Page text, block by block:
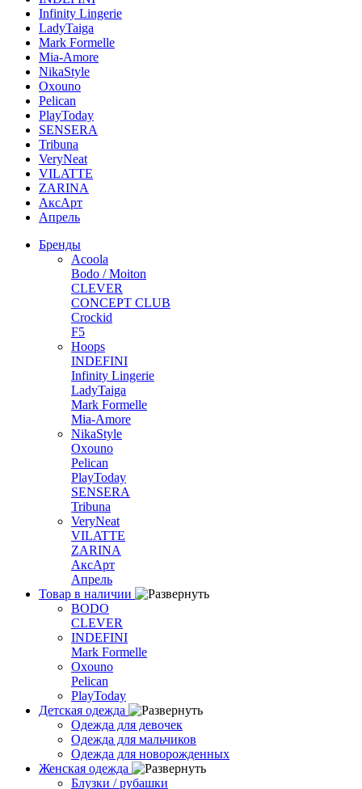
Infinity Lingerie
LadyTaiga
Mark Formelle
Mia-Amore
NikaStyle
Oxouno
Pelican
PlayToday
SENSERA
Tribuna
VeryNeat
VILATTE
ZARINA
АксАрт
Апрель
Бренды
Acoola
Bodo / Moiton
CLEVER
CONCEPT CLUB
Crockid
F5
Hoops
INDEFINI
Infinity Lingerie
LadyTaiga
Mark Formelle
Mia-Amore
NikaStyle
Oxouno
Pelican
PlayToday
SENSERA
Tribuna
VeryNeat
VILATTE
ZARINA
АксАрт
Апрель
Товар в наличии
BODO
CLEVER
INDEFINI
Mark Formelle
Oxouno
Pelican
PlayToday
Детская одежда
Одежда для девочек
Одежда для мальчиков
Одежда для новорожденных
Женская одежда
Блузки / рубашки